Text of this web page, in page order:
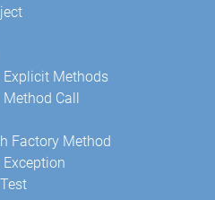
Explicit Methods
Call
Factory Method
Exception